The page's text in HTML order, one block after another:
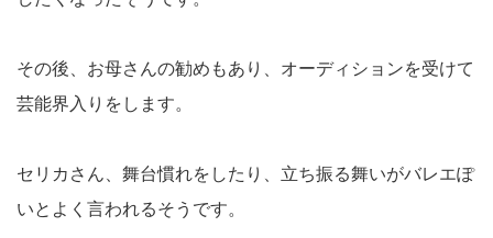
その後、お母さんの勧めもあり、オーディションを受けて
芸能界入りをします。
セリカさん、舞台慣れをしたり、立ち振る舞いがバレエぽ
いとよく言われるそうです。